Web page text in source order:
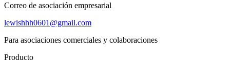
Correo de asociación empresarial
lewishhh0601@gmail.com
Para asociaciones comerciales y colaboraciones
Producto